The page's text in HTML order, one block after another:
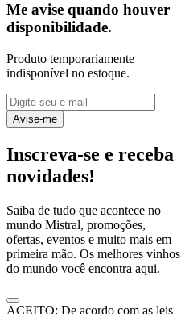
Me avise quando houver
disponibilidade.
Produto temporariamente
indisponível no estoque.
Avise-me
Inscreva-se e receba
novidades!
Saiba de tudo que acontece no
mundo Mistral, promoções,
ofertas, eventos e muito mais em
primeira mão. Os melhores vinhos
do mundo você encontra aqui.
ACEITO: De acordo com as leis